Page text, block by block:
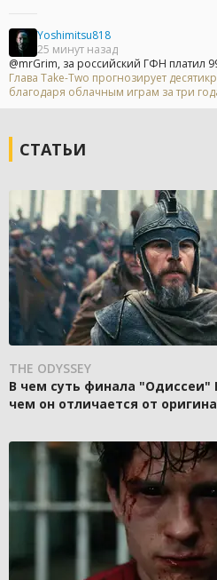
Yoshimitsu818
25 минут назад
@mrGrim, за российский ГФН платил
Глава Take-Two прогнозирует
благодаря облачным играм за три
СТАТЬИ
THE ODYSSEY
В чем суть финала "Одиссеи"
чем он отличается от